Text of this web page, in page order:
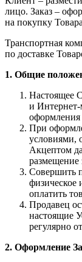
лицо. Заказ –
на покупку
Транспортная
по доставке
1. Общие
Настоящее
и Интернет-
оформления
При
условиями,
Акцептом
размещение
Совершить
физическое
оплатить
Продавец
настоящие
регулярно
2. Оформление